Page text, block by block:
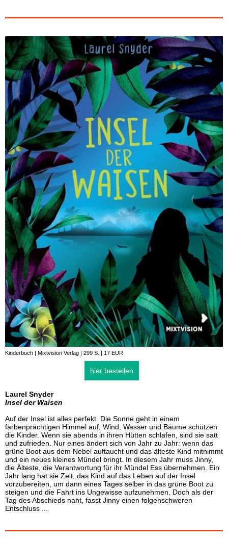
Kinderbuch | Mixtvision Verlag | 299 S. | 17 EUR
hier bestellen
Laurel Snyder
Insel der Waisen
Auf der Insel ist alles perfekt. Die Sonne geht in einem
farbenprächtigen Himmel auf, Wind, Wasser und Bäume schützen
die Kinder. Wenn sie abends in ihren Hütten schlafen, sind sie satt
und zufrieden. Nur eines ändert sich von Jahr zu Jahr: wenn das
grüne Boot aus dem Nebel auftaucht und das älteste Kind mitnimmt
und ein neues kleines Mündel bringt. In diesem Jahr muss Jinny,
die Älteste, die Verantwortung für ihr Mündel Ess übernehmen. Ein
Jahr lang hat sie Zeit, das Kind auf das Leben auf der Insel
vorzubereiten, um dann eines Tages selber in das grüne Boot zu
steigen und die Fahrt ins Ungewisse aufzunehmen. Doch als der
Tag des Abschieds naht, fasst Jinny einen folgenschweren
Entschluss ...